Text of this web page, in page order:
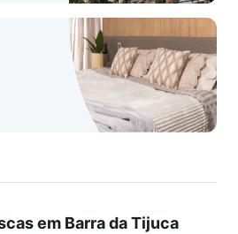
em Barra da Tijuca